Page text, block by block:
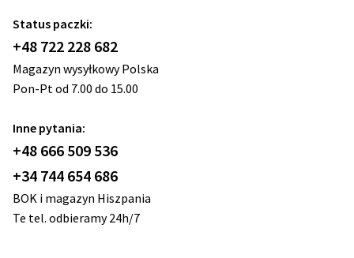
Status paczki:
+48 722 228 682
Magazyn wysyłkowy Polska
Pon-Pt od 7.00 do 15.00
Inne pytania:
+48 666 509 536
+34 744 654 686
BOK i magazyn Hiszpania
Te tel. odbieramy 24h/7